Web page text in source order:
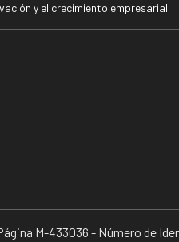
y el crecimiento empresarial.
M-433036 - Número de